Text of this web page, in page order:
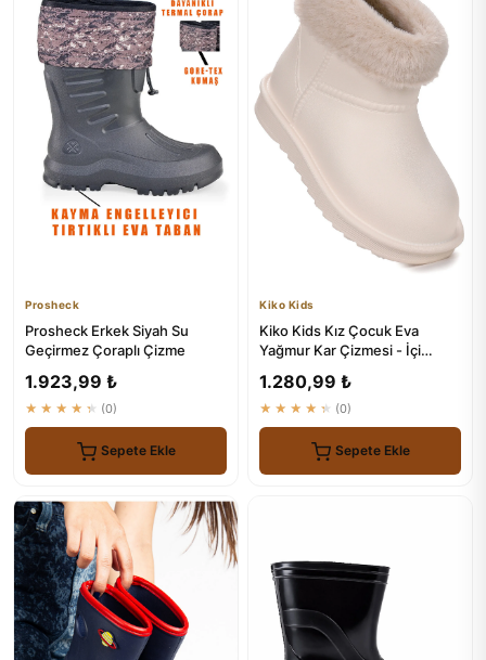
Prosheck
Prosheck Erkek Siyah Su
Geçirmez Çoraplı Çizme
1.923,99 ₺
★★★★★ (0)
Sepete Ekle
Kiko Kids
Kiko Kids Kız Çocuk Eva
Yağmur Kar Çizmesi - İçi
1.280,99 ₺
★★★★★ (0)
Sepete Ekle